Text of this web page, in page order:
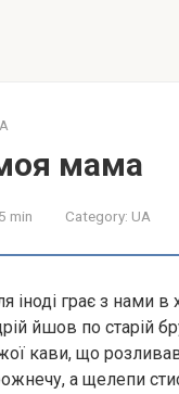
мама
5 min Category: UA
іноді грає з нами
йшов по старій
кави, що
а щелепи